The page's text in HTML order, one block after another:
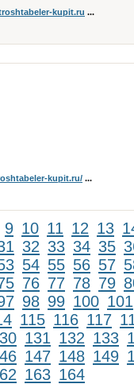
kupit.ru ...
kupit.ru/ ...
9 10 11 12 13
32 33 34 35
54 55 56 57
76 77 78 79
98 99 100 101
115 116 117
131 132 133
147 148 149
163 164